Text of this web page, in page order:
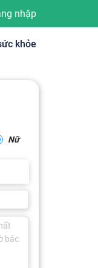
nhập
khỏe
Nữ